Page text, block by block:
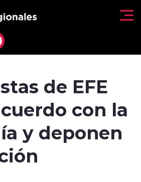
de EFE
con la
y deponen